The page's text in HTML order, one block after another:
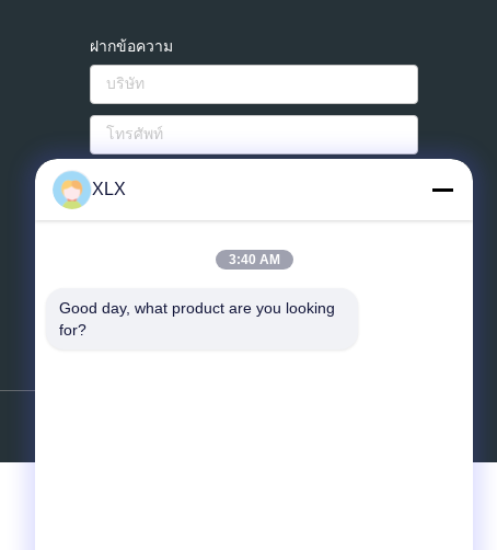
ฝากข้อความ
อีเมล์
XLX
3:40 AM
Good day, what product are you looking
for?